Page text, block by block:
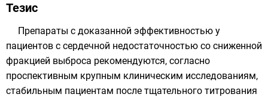
Тезис
Препараты с доказанной эффективностью у
пациентов с сердечной недостаточностью со сниженной
фракцией выброса рекомендуются, согласно
проспективным крупным клиническим исследованиям,
стабильным пациентам после тщательного титрования